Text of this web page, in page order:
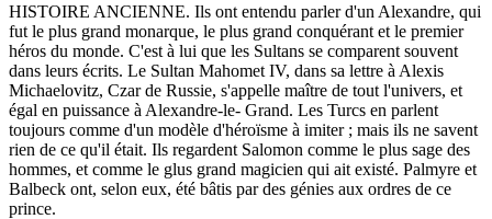
HISTOIRE ANCIENNE. Ils ont entendu parler d'un Alexandre, qui
fut le plus grand monarque, le plus grand conquérant et le premier
héros du monde. C'est à lui que les Sultans se comparent souvent
dans leurs écrits. Le Sultan Mahomet IV, dans sa lettre à Alexis
Michaelovitz, Czar de Russie, s'appelle maître de tout l'univers, et
égal en puissance à Alexandre-le- Grand. Les Turcs en parlent
toujours comme d'un modèle d'héroïsme à imiter ; mais ils ne savent
rien de ce qu'il était. Ils regardent Salomon comme le plus sage des
hommes, et comme le glus grand magicien qui ait existé. Palmyre et
Balbeck ont, selon eux, été bâtis par des génies aux ordres de ce
prince.